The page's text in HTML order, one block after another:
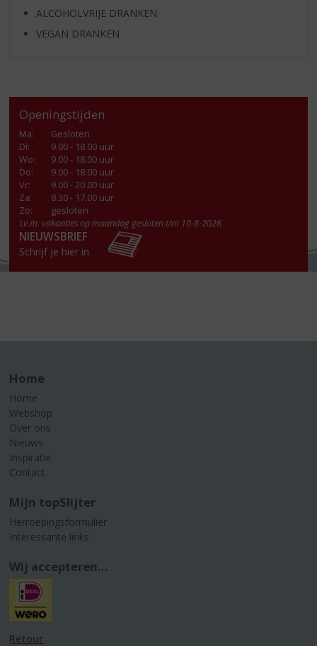
ALCOHOLVRIJE DRANKEN
VEGAN DRANKEN
Openingstijden
Ma:
Gesloten
Di:
9.00 - 18.00 uur
Wo:
9.00 - 18.00 uur
Do:
9.00 - 18.00 uur
Vr:
9.00 - 20.00 uur
Za:
8.30 - 17.00 uur
Zo:
gesloten
I.v.m. vakanties op maandag gesloten t/m 10-8-2026
NIEUWSBRIEF
Schrijf je hier in
Home
Home
Webshop
Over ons
Nieuws
Inspiratie
Contact
Mijn topSlijter
Herroepingsformulier
Interessante links
Wij accepteren...
Retour